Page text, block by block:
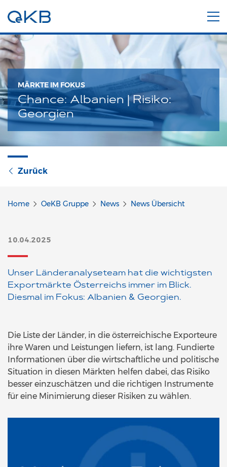
MÄRKTE IM FOKUS
Chance: Albanien | Risiko:
Georgien
Zurück
Home OeKB Gruppe News News Übersicht
10.04.2025
Unser Länderanalyseteam hat die wichtigsten
Exportmärkte Österreichs immer im Blick.
Diesmal im Fokus: Albanien & Georgien.
Die Liste der Länder, in die österreichische Exporteure
ihre Waren und Leistungen liefern, ist lang. Fundierte
Informationen über die wirtschaftliche und politische
Situation in diesen Märkten helfen dabei, das Risiko
besser einzuschätzen und die richtigen Instrumente
für eine Minimierung dieser Risiken zu wählen.